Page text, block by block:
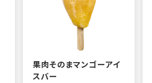
果肉そのまマンゴーアイ
スバー